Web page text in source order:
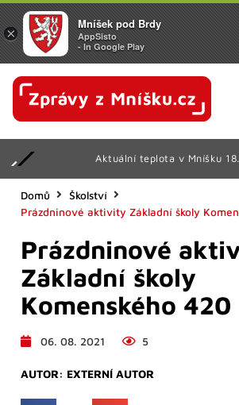
Aktuální teplota v Mníšku
Domů
Školství
Prázdninové aktivity Základní školy
Prázdninové
Základní školy
Komenského 420
06. 08. 2021 5
AUTOR: EXTERNÍ AUTOR
×
Mníšek pod Brdy
AppSisto
- In Google Play